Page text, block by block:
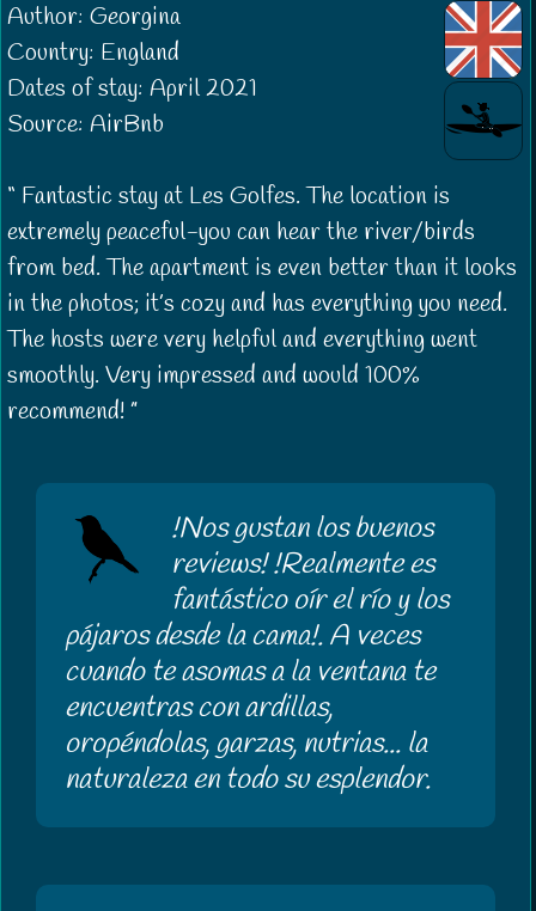
Author: Georgina
Country: England
Dates of stay: April 2021
Source: AirBnb
Fantastic stay at Les Golfes. The location is
extremely peaceful-you can hear the river/birds
from bed. The apartment is even better than it looks
in the photos; it’s cozy and has everything you need.
The hosts were very helpful and everything went
smoothly. Very impressed and would 100%
recommend!
!Nos gustan los buenos
reviews! !Realmente es
fantástico oír el río y los
pájaros desde la cama!. A veces
cuando te asomas a la ventana te
encuentras con ardillas,
oropéndolas, garzas, nutrias... la
naturaleza en todo su esplendor.